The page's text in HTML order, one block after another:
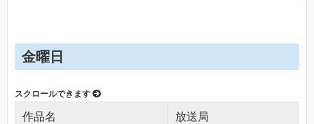
金曜日
作品名 放送局